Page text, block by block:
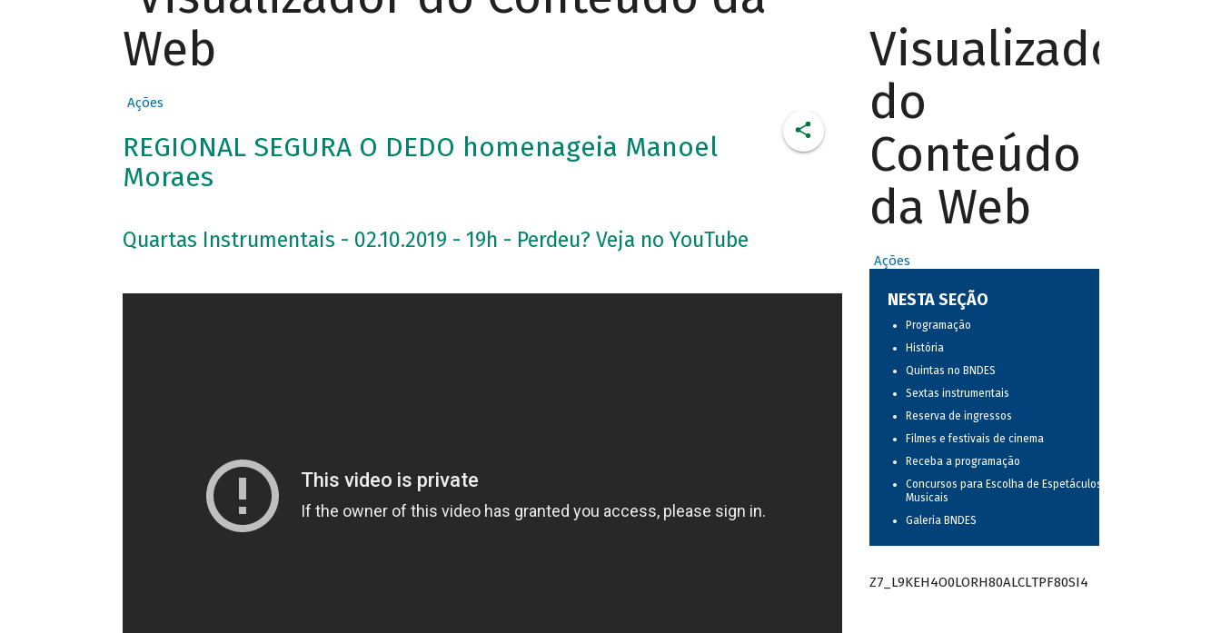
Web
Ações
REGIONAL SEGURA O DEDO homenageia Manoel
Moraes
Quartas Instrumentais - 02.10.2019 - 19h - Perdeu? Veja no YouTube
Visualizador
do
Conteúdo
da Web
Ações
NESTA SEÇÃO
Programação
História
Quintas no BNDES
Sextas instrumentais
Reserva de ingressos
Filmes e festivais de cinema
Receba a programação
Concursos para Escolha de Espetáculos
Musicais
Galeria BNDES
Z7_L9KEH4O0LORH80ALCLTPF80SI4